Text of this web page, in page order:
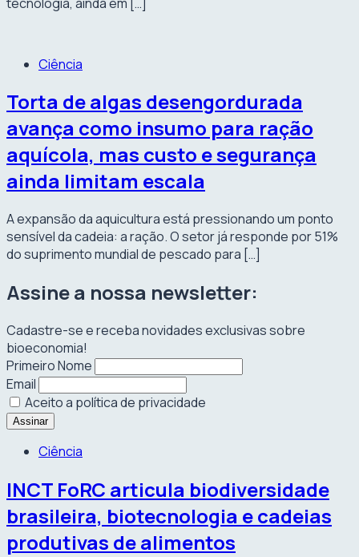
Ciência
Torta de algas desengordurada
avança como insumo para ração
aquícola, mas custo e segurança
ainda limitam escala
A expansão da aquicultura está pressionando um ponto
sensível da cadeia: a ração. O setor já responde por 51%
do suprimento mundial de pescado para […]
Assine a nossa newsletter:
Cadastre-se e receba novidades exclusivas sobre
bioeconomia!
Primeiro Nome
Email
Aceito a política de privacidade
Ciência
INCT FoRC articula biodiversidade
brasileira, biotecnologia e cadeias
produtivas de alimentos